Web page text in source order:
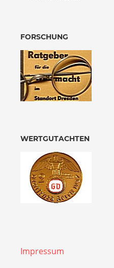
FORSCHUNG
WERTGUTACHTEN
Impressum